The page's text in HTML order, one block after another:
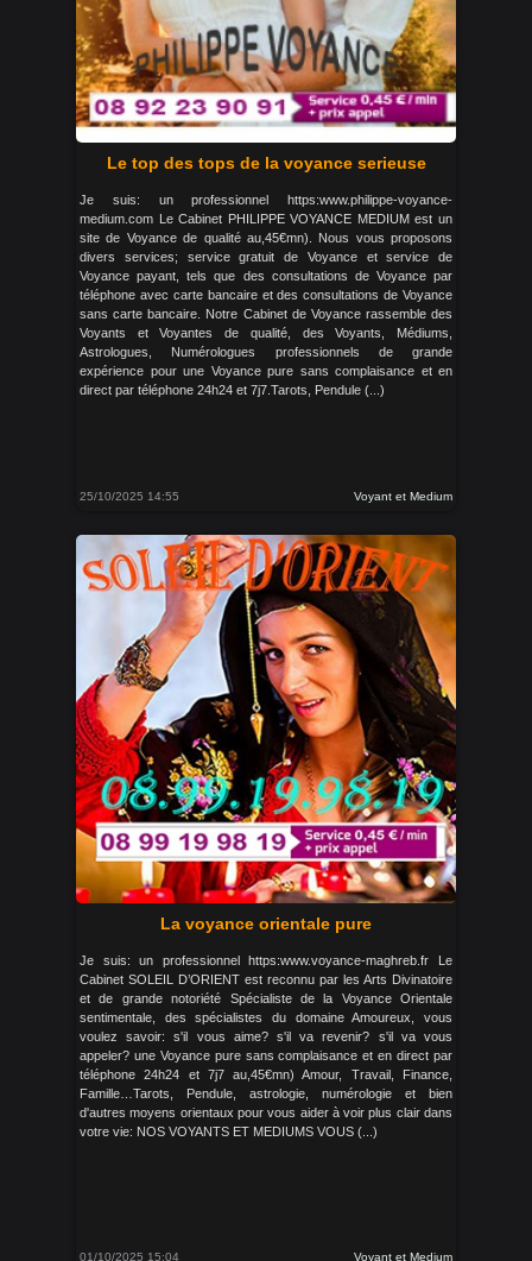
Le top des tops de la voyance serieuse
Je suis: un professionnel https:www.philippe-voyance-
medium.com Le Cabinet PHILIPPE VOYANCE MEDIUM est un
site de Voyance de qualité au,45€mn). Nous vous proposons
divers services; service gratuit de Voyance et service de
Voyance payant, tels que des consultations de Voyance par
téléphone avec carte bancaire et des consultations de Voyance
sans carte bancaire. Notre Cabinet de Voyance rassemble des
Voyants et Voyantes de qualité, des Voyants, Médiums,
Astrologues, Numérologues professionnels de grande
expérience pour une Voyance pure sans complaisance et en
direct par téléphone 24h24 et 7j7.Tarots, Pendule (...)
25/10/2025 14:55 Voyant et Medium
La voyance orientale pure
Je suis: un professionnel https:www.voyance-maghreb.fr Le
Cabinet SOLEIL D’ORIENT est reconnu par les Arts Divinatoire
et de grande notoriété Spécialiste de la Voyance Orientale
sentimentale, des spécialistes du domaine Amoureux, vous
voulez savoir: s'il vous aime? s'il va revenir? s'il va vous
appeler? une Voyance pure sans complaisance et en direct par
téléphone 24h24 et 7j7 au,45€mn) Amour, Travail, Finance,
Famille…Tarots, Pendule, astrologie, numérologie et bien
d'autres moyens orientaux pour vous aider à voir plus clair dans
votre vie: NOS VOYANTS ET MEDIUMS VOUS (...)
01/10/2025 15:04 Voyant et Medium